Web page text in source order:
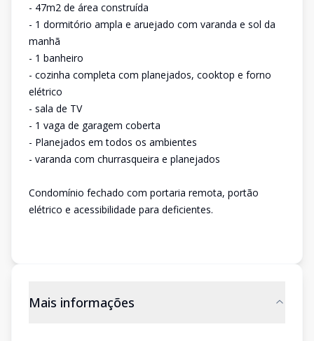
- 47m2 de área construída
- 1 dormitório ampla e aruejado com varanda e sol da
manhã
- 1 banheiro
- cozinha completa com planejados, cooktop e forno
elétrico
- sala de TV
- 1 vaga de garagem coberta
- Planejados em todos os ambientes
- varanda com churrasqueira e planejados
Condomínio fechado com portaria remota, portão
elétrico e acessibilidade para deficientes.
Mais informações